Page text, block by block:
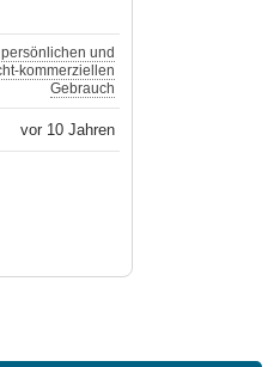
und
kommerziellen
Gebrauch
vor 10 Jahren